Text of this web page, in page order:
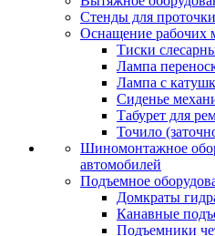
Стенды для
Оснащение рабочих
Тиски
Лампа
Лампа с
Сиденье
Табурет для
Точило
Шиномонтажное
автомобилей
Подъемное
Домкраты
Канавные
Подъемники